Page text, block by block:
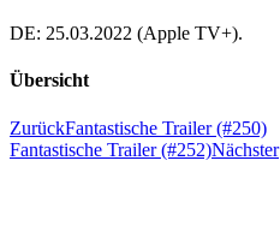
DE: 25.03.2022 (Apple TV+).
Übersicht
ZurückFantastische Trailer (#250)
Fantastische Trailer (#252)Nächster